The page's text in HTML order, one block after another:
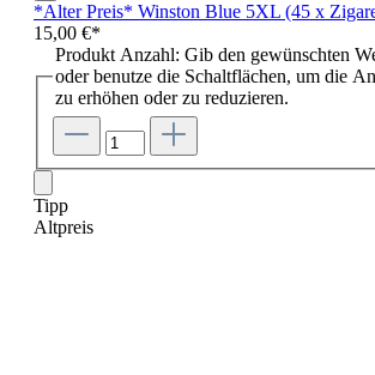
*Alter Preis* Winston Blue 5XL (45 x
15,00 €*
Produkt Anzahl: Gib den gewünschten
oder benutze die Schaltflächen, um die
zu erhöhen oder zu reduzieren.
Tipp
Altpreis